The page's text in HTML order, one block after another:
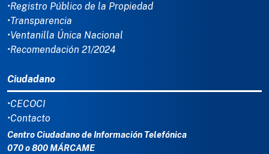
•Registro Público de la Propiedad
•Transparencia
•Ventanilla Única Nacional
•Recomendación 21/2024
Ciudadano
•CECOCI
•Contacto
Centro Ciudadano de Información Telefónica
070 o 800 MÁRCAME